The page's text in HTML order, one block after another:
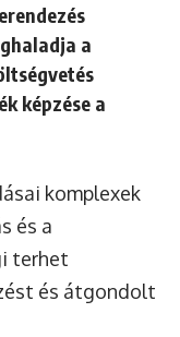
a
képzése a
komplexek
és a
terhet
és átgondolt